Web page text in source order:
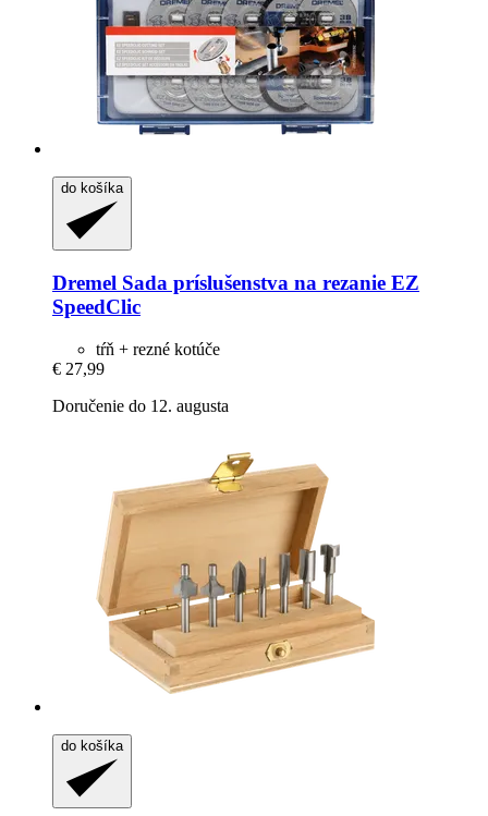
do košíka
Dremel Sada príslušenstva na rezanie EZ
SpeedClic
tŕň + rezné kotúče
€ 27,99
Doručenie do 12. augusta
do košíka